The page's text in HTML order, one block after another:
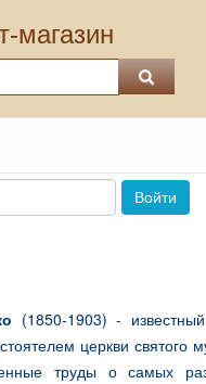
магазин
Войти
(1850-1903) -
церкви
труды о самых